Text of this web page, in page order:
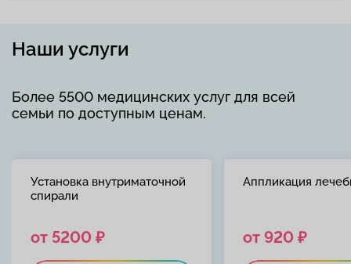
Наши услуги
Более 5500 медицинских услуг для всей
семьи по доступным ценам.
Установка внутриматочной
спирали
от 5200 ₽
Аппликация
от 920 ₽